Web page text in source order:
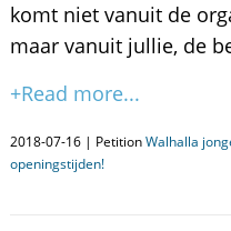
komt niet vanuit de
maar vanuit jullie, de
+Read more...
2018-07-16 | PetitionWalhalla
openingstijden!